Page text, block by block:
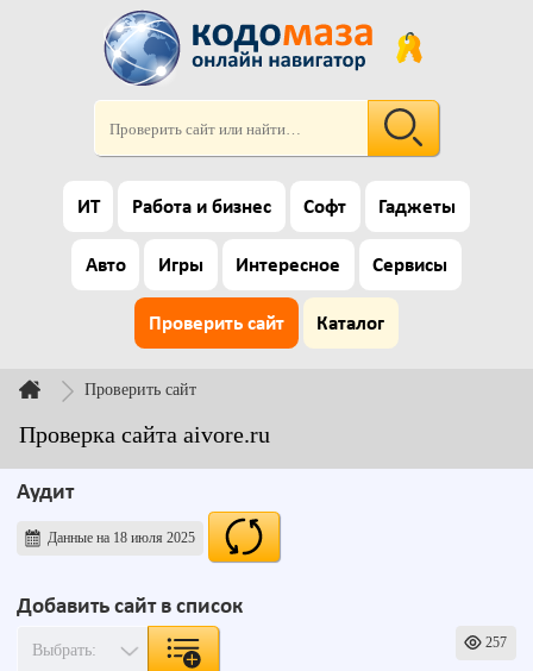
ИТ Работа и бизнес Софт Гаджеты
Авто Игры Интересное Сервисы
Проверить сайт Каталог
Проверить сайт
Проверка сайта aivore.ru
Аудит
Данные на 18 июля 2025
Добавить сайт в список
257